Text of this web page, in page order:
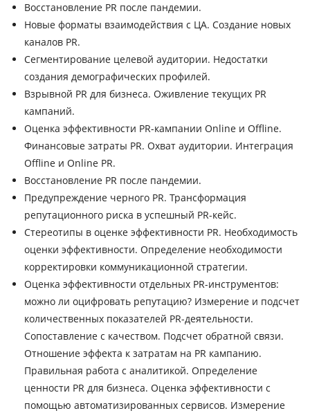
Восстановление PR после пандемии.
Новые форматы взаимодействия с ЦА. Создание новых
каналов PR.
Сегментирование целевой аудитории. Недостатки
создания демографических профилей.
Взрывной PR для бизнеса. Оживление текущих PR
кампаний.
Оценка эффективности PR-кампании Online и Offline.
Финансовые затраты PR. Охват аудитории. Интеграция
Offline и Online PR.
Восстановление PR после пандемии.
Предупреждение черного PR. Трансформация
репутационного риска в успешный PR-кейс.
Стереотипы в оценке эффективности PR. Необходимость
оценки эффективности. Определение необходимости
корректировки коммуникационной стратегии.
Оценка эффективности отдельных PR-инструментов:
можно ли оцифровать репутацию? Измерение и подсчет
количественных показателей PR-деятельности.
Сопоставление с качеством. Подсчет обратной связи.
Отношение эффекта к затратам на PR кампанию.
Правильная работа с аналитикой. Определение
ценности PR для бизнеса. Оценка эффективности с
помощью автоматизированных сервисов. Измерение